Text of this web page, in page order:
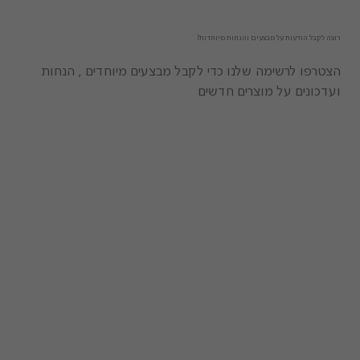
רוצה לקבל הודעות על מבצעים והנחות מיוחדות?
הצטרפו לרשימה שלנו כדי לקבל מבצעים מיוחדים , הנחות
ועדכונים על מוצרים חדשים